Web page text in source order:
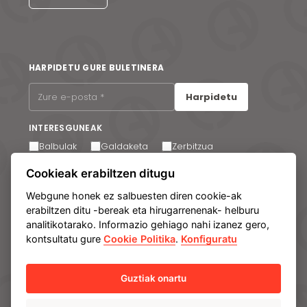
HARPIDETU GURE BULETINERA
Harpidetu
INTERESGUNEAK
Balbulak Galdaketa Zerbitzua
Mezu elektroniko bidezko komunikazioak jasotzea
onartzen dut. Edozein unetan harpidetza kendu
dezakezu gure mezu elektronikoen oinean dagoen
estekaren bidez.
Manage cookies Barne Informazio Sistema
Cookieak erabiltzen ditugu
Webgune honek ez salbuesten diren cookie-ak
erabiltzen ditu -bereak eta hirugarrenenak- helburu
analitikotarako. Informazio gehiago nahi izanez gero,
kontsultatu gureCookie Politika. Konfiguratu
Guztiak onartu